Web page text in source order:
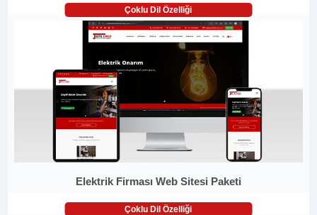
Çoklu Dil Özelliği
Elektrik Firması Web Sitesi Paketi
Çoklu Dil Özelliği